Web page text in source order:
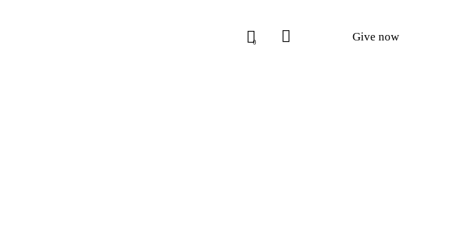
0 Give now